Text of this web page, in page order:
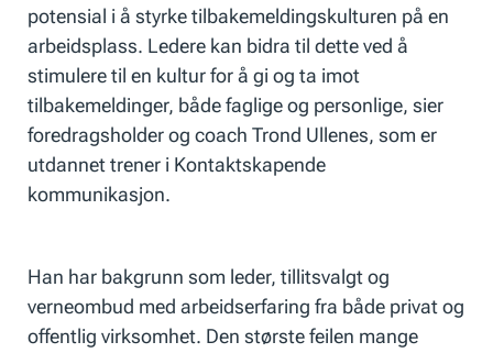
potensial i å styrke tilbakemeldingskulturen på en
arbeidsplass. Ledere kan bidra til dette ved å
stimulere til en kultur for å gi og ta imot
tilbakemeldinger, både faglige og personlige, sier
foredragsholder og coach Trond Ullenes, som er
utdannet trener i Kontaktskapende
kommunikasjon.
Han har bakgrunn som leder, tillitsvalgt og
verneombud med arbeidserfaring fra både privat og
offentlig virksomhet. Den største feilen mange